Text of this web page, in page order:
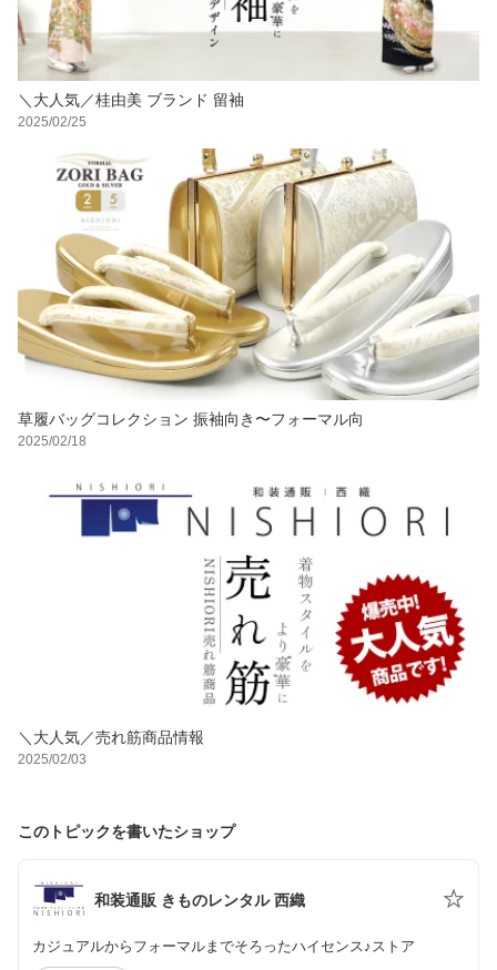
＼大人気／桂由美 ブランド 留袖
2025/02/25
草履バッグコレクション 振袖向き〜フォーマル向
2025/02/18
＼大人気／売れ筋商品情報
2025/02/03
このトピックを書いたショップ
和装通販 きものレンタル 西織
カジュアルからフォーマルまでそろったハイセンス♪ストア